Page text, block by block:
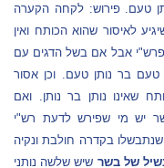
טעם. פירוש: לקחה הקערה
לאיסור שהוא הכותח ואין
אבל אם בשל הדגים עם
טעם בר נותן טעם. וכן אסור
שאינו נותן בר נותן. ואם
יש מי שפירש לדעת רש"י
בקדרה חולבת ונקיה
של בשר שיש שלשה נותני